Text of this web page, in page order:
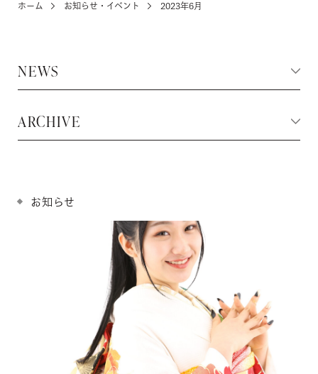
KIDS
ABOUT
NEWS
お問い合わせ・来店予約
ホーム お知らせ・イベント 2023年6月
お知らせ
NEWS
ARCHIVE